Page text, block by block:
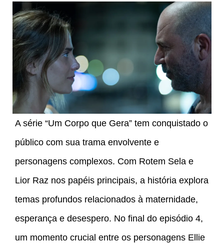
A série “Um Corpo que Gera” tem conquistado o
público com sua trama envolvente e
personagens complexos. Com Rotem Sela e
Lior Raz nos papéis principais, a história explora
temas profundos relacionados à maternidade,
esperança e desespero. No final do episódio 4,
um momento crucial entre os personagens Ellie